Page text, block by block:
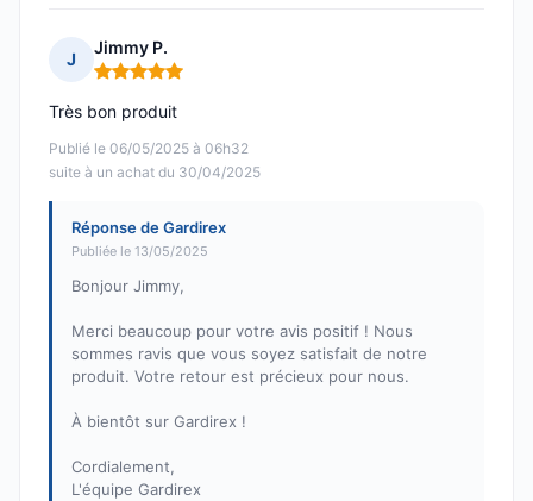
J
Jimmy P.
Note : 5 sur 5
Publié le 06/05/2025 à 06h32
suite à un achat du 30/04/2025
Très bon produit
Réponse de Gardirex
Publiée le 13/05/2025
Bonjour Jimmy,
Merci beaucoup pour votre avis positif ! Nous
sommes ravis que vous soyez satisfait de notre
produit. Votre retour est précieux pour nous.
À bientôt sur Gardirex !
Cordialement,
L'équipe Gardirex